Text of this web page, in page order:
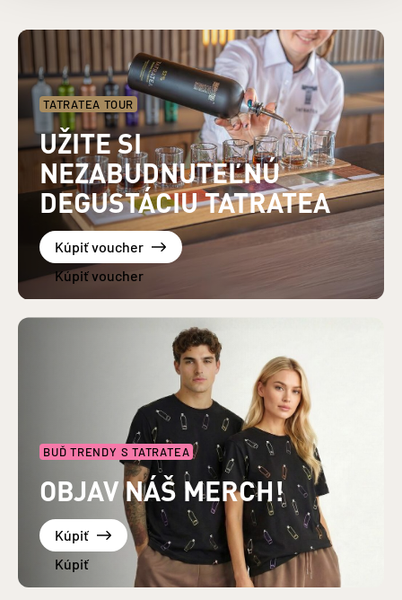
TATRATEA TOUR
UŽITE SI
NEZABUDNUTEĽNÚ
DEGUSTÁCIU TATRATEA
Kúpiť voucher
BUĎ TRENDY S TATRATEA
OBJAV NÁŠ MERCH!
Kúpiť